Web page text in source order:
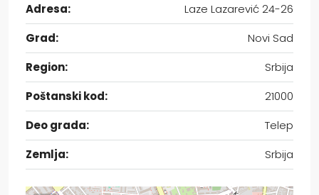
Adresa:
Laze Lazarević 24-26
Grad:
Novi Sad
Region:
Srbija
Poštanski kod:
21000
Deo grada:
Telep
Zemlja:
Srbija